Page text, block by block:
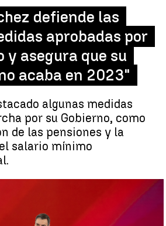
defiende las
aprobadas por
y asegura que su
acaba en 2023"
algunas medidas
por su Gobierno, como
de las pensiones y la
salario mínimo
las últimas medidas aprobadas por el
Gobierno: " |EFE